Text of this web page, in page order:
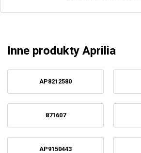
Inne produkty Aprilia
AP8212580
871607
AP9150443